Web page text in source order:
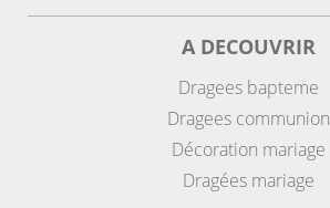
A DECOUVRIR
Dragees bapteme
Dragees communion
Décoration mariage
Dragées mariage